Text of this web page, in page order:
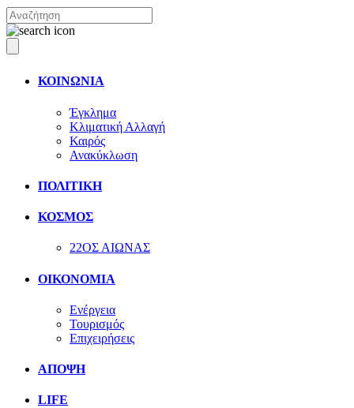
ΚΟΙΝΩΝΙΑ
Έγκλημα
Κλιματική Αλλαγή
Καιρός
Ανακύκλωση
ΠΟΛΙΤΙΚΗ
ΚΟΣΜΟΣ
22ΟΣ ΑΙΩΝΑΣ
ΟΙΚΟΝΟΜΙΑ
Ενέργεια
Τουρισμός
Επιχειρήσεις
ΑΠΟΨΗ
LIFE